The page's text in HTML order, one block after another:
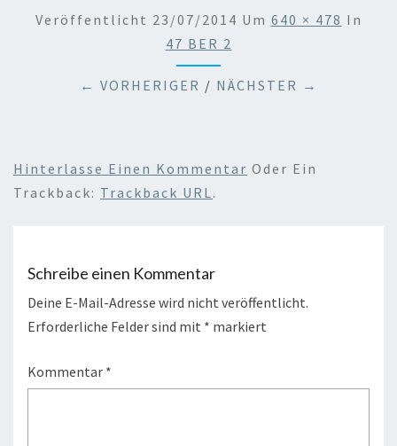
Veröffentlicht 23/07/2014 Um 640 × 478 In
47 BER 2
← VORHERIGER / NÄCHSTER →
Hinterlasse Einen Kommentar Oder Ein
Trackback: Trackback URL.
Schreibe einen Kommentar
Deine E-Mail-Adresse wird nicht veröffentlicht.
Erforderliche Felder sind mit * markiert
Kommentar *